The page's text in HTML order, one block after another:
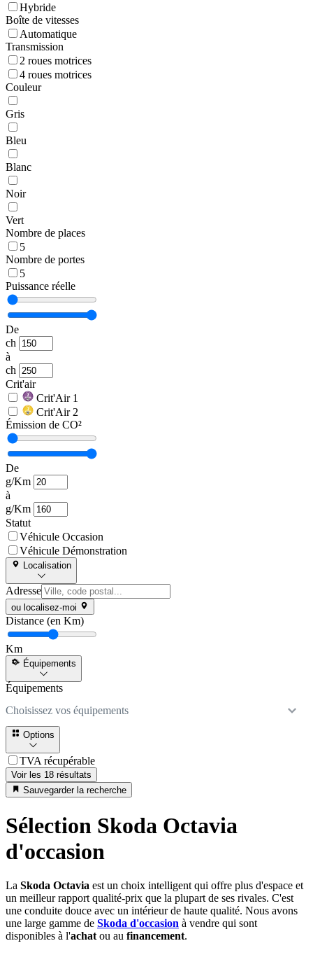
Hybride
Boîte de vitesses
Automatique
Transmission
2 roues motrices
4 roues motrices
Couleur
Gris
Bleu
Blanc
Noir
Vert
Nombre de places
5
Nombre de portes
5
Puissance réelle
De
ch
à
ch
Crit'air
Crit'Air 1
Crit'Air 2
Émission de CO²
De
g/Km
à
g/Km
Statut
Véhicule Occasion
Véhicule Démonstration
Localisation
Adresse
ou localisez-moi
Distance (en Km)
Km
Équipements
Équipements
Choisissez vos équipements
Options
TVA récupérable
Voir les 18 résultats
Sauvegarder la recherche
Sélection Skoda Octavia
d'occasion
La Skoda Octavia est un choix intelligent qui offre plus d'espace et
un meilleur rapport qualité-prix que la plupart de ses rivales. C'est
une conduite douce avec un intérieur de haute qualité. Nous avons
une large gamme de Skoda d'occasion à vendre qui sont
disponibles à l'achat ou au financement.